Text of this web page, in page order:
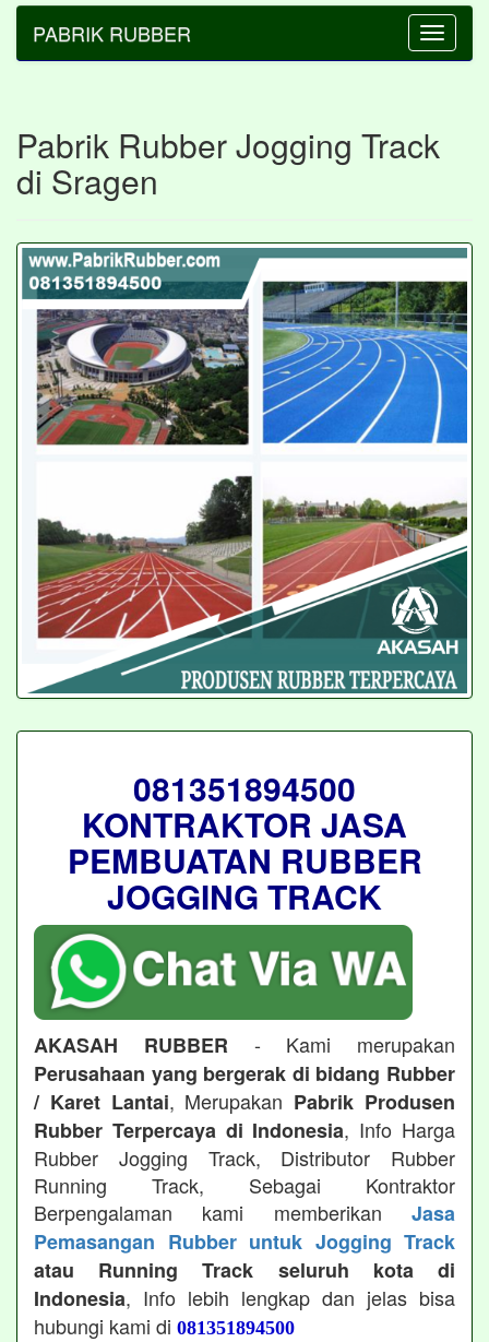
Toggle
PABRIK RUBBER
Pabrik Rubber Jogging Track
di Sragen
081351894500
KONTRAKTOR JASA
PEMBUATAN RUBBER
JOGGING TRACK
AKASAH RUBBER - Kami merupakan
Perusahaan yang bergerak di bidang Rubber
/ Karet Lantai, Merupakan Pabrik Produsen
Rubber Terpercaya di Indonesia, Info Harga
Rubber Jogging Track, Distributor Rubber
Running Track, Sebagai Kontraktor
Berpengalaman kami memberikan Jasa
Pemasangan Rubber untuk Jogging Track
atau Running Track seluruh kota di
Indonesia, Info lebih lengkap dan jelas bisa
hubungi kami di 081351894500